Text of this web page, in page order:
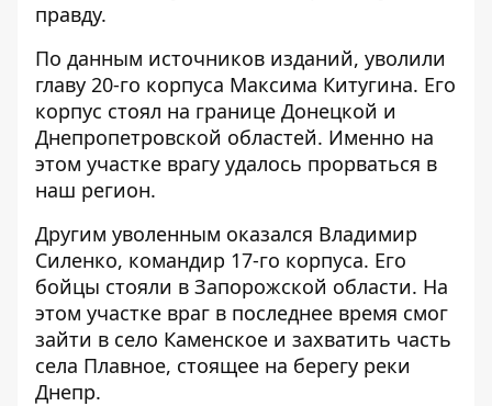
правду.
По данным источников изданий, уволили
главу 20-го корпуса Максима Китугина. Его
корпус стоял на границе Донецкой и
Днепропетровской областей. Именно на
этом участке врагу удалось прорваться в
наш регион.
Другим уволенным оказался Владимир
Силенко, командир 17-го корпуса. Его
бойцы стояли в Запорожской области. На
этом участке враг в последнее время смог
зайти в село Каменское и захватить часть
села Плавное, стоящее на берегу реки
Днепр.